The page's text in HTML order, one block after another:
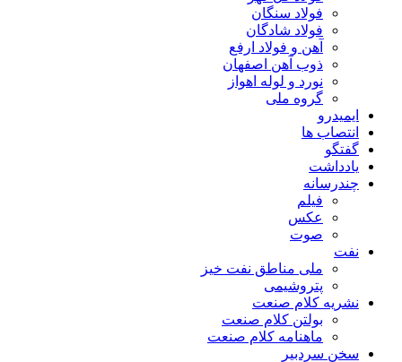
فولاد سنگان
فولاد شادگان
آهن و فولاد ارفع
ذوب آهن اصفهان
نورد و لوله اهواز
گروه ملی
ایمیدرو
انتصاب ها
گفتگو
یادداشت
چندرسانه
فیلم
عکس
صوت
نفت
ملی مناطق نفت خیز
پتروشیمی
نشریه کلام صنعت
بولتن کلام صنعت
ماهنامه کلام صنعت
سخن سردبیر